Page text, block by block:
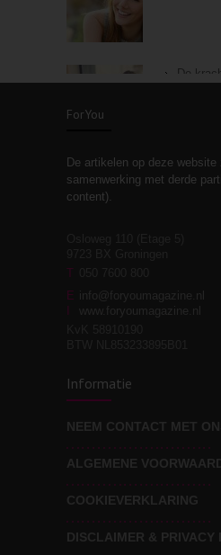
De
relaties
moeite!
Wat
zijn?
ForYou
De artikelen op deze
samenwerking met derde
content).
T
E info@foryoumagazine.nl
I
www.foryoumagazine.nl
Informatie
NEEM CONTACT MET
ALGEMENE
COOKIEVERKLARING
DISCLAIMER & PRIVACY